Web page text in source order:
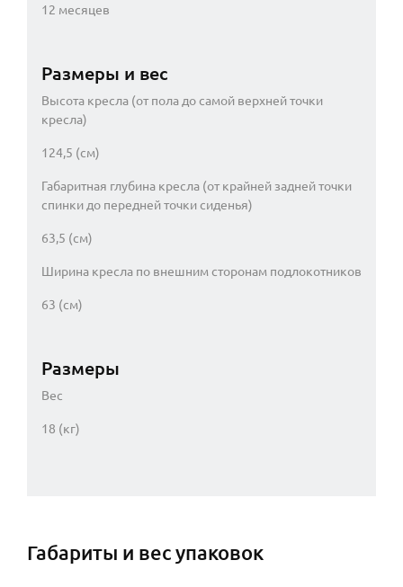
12 месяцев
Размеры и вес
Высота кресла (от пола до самой верхней точки
кресла)
124,5 (см)
Габаритная глубина кресла (от крайней задней точки
спинки до передней точки сиденья)
63,5 (см)
Ширина кресла по внешним сторонам подлокотников
63 (см)
Размеры
Вес
18 (кг)
Габариты и вес упаковок